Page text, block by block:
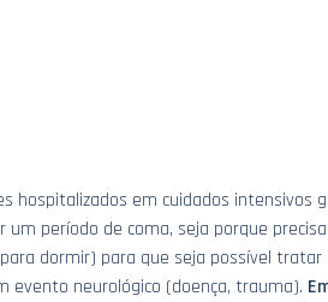
hospitalizados em cuidados intensivos
um período de coma, seja porque
dormir) para que seja possível tratar
evento neurológico (doença, trauma).